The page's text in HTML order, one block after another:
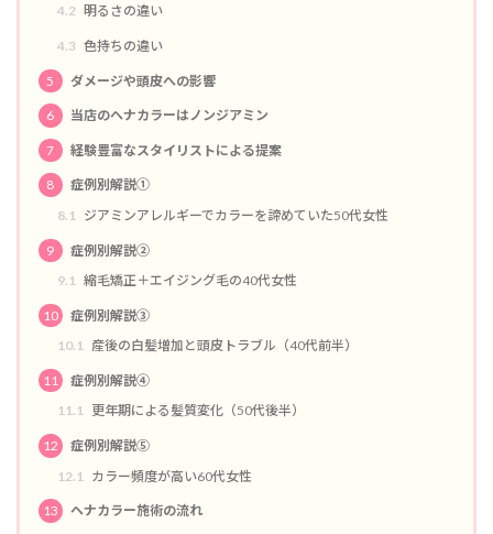
4.2 明るさの違い
4.3 色持ちの違い
5 ダメージや頭皮への影響
6 当店のヘナカラーはノンジアミン
7 経験豊富なスタイリストによる提案
8
症例別解説①
8.1
ジアミンアレルギーでカラーを諦めていた50代女性
9
症例別解説②
9.1 縮毛矯正＋エイジング毛の40代女性
10
症例別解説③
10.1 産後の白髪増加と頭皮トラブル（40代前半）
11
症例別解説④
11.1 更年期による髪質変化（50代後半）
12
症例別解説⑤
12.1
カラー頻度が高い60代女性
13 ヘナカラー施術の流れ